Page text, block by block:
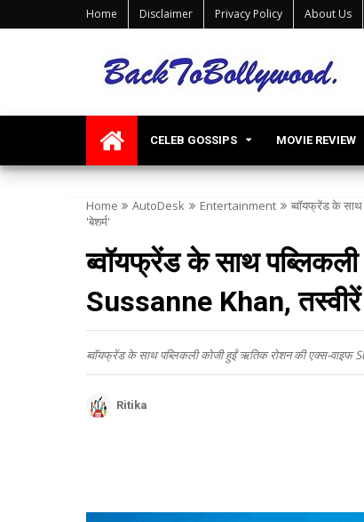
Home Disclaimer Privacy Policy About Us
CELEB GOSSIPS MOVIE REVIEW
Home AutoDesk Entertainment
ब्वॉयफ्रेंड के
'बेशर्म'
ब्वॉयफ्रेंड के साथ
Sussanne Khan,
ब्वॉयफ्रेंड के साथ पब्लिकली कोजी हुईं ऋतिक रोशन की एक्स-वाइफ
Ritika